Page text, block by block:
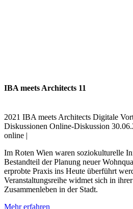
IBA meets Architects 11
2021 IBA meets Architects Digitale
Diskussionen Online-Diskussion
online |
Im Roten Wien waren soziokulturelle
Bestandteil der Planung neuer
erprobte Praxis ins Heute überführt
Veranstaltungsreihe widmet sich in
Zusammenleben in der Stadt.
Mehr erfahren